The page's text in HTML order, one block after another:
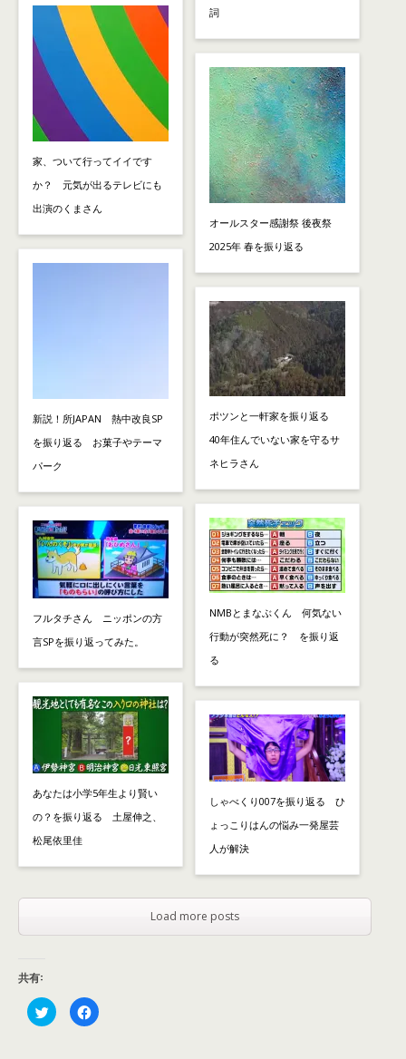
家、ついて行ってイイです
か？ 元気が出るテレビにも
出演のくまさん
新説！所JAPAN 熱中改良SP
を振り返る お菓子やテーマ
パーク
フルタチさん ニッポンの方
言SPを振り返ってみた。
あなたは小学5年生より賢い
の？を振り返る 土屋伸之、
松尾依里佳
詞
オールスター感謝祭 後夜祭
2025年 春を振り返る
ポツンと一軒家を振り返る
40年住んでいない家を守るサ
ネヒラさん
NMBとまなぶくん 何気ない
行動が突然死に？ を振り返
る
しゃべくり007を振り返る ひ
ょっこりはんの悩み一発屋芸
人が解決
Load more posts
共有:
ク
リ
F
a